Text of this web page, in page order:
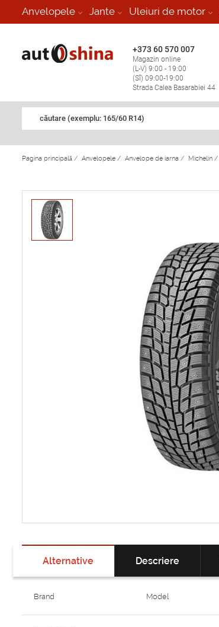
Anvelopele Jante Uleiuri de motor
+373 60 570 007
Magazin online
(L-V) 9:00 - 19:00
(Sî) 09:00-19:00
Strada Calea Basarabiei 44
căutare (exemplu: 165/60 R14)
Pagina principală / Anvelopele / Anvelope de iarna / Michelin /
Alternative Descriere
Brand Model